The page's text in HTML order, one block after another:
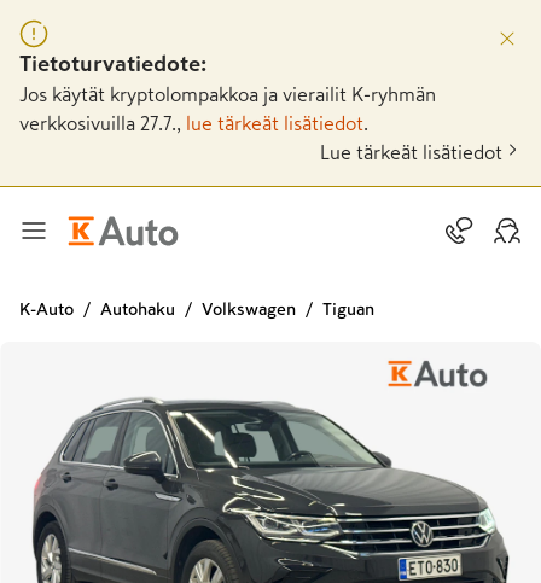
Tietoturvatiedote:
Jos käytät kryptolompakkoa ja vierailit K-ryhmän
verkkosivuilla 27.7.,
lue tärkeät lisätiedot
Lue tärkeät lisätiedot
K-Auto Autohaku Volkswagen Tiguan